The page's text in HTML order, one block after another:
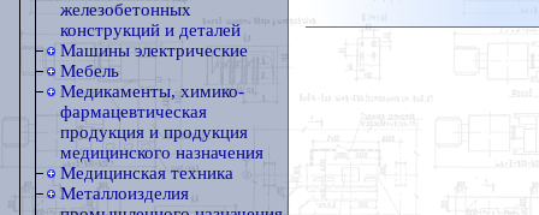
железобетонных
конструкций и деталей
Машины электрические
Мебель
Медикаменты, химико-
фармацевтическая
продукция и продукция
медицинского назначения
Медицинская техника
Металлоизделия